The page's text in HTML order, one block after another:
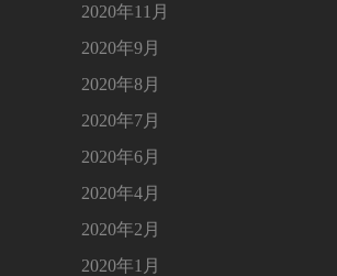
2020年11月
2020年9月
2020年8月
2020年7月
2020年6月
2020年4月
2020年2月
2020年1月